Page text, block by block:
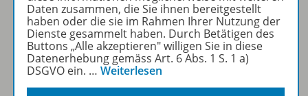
Folgen Sie uns auf Social Media
Schubi:
Daten zusammen, die Sie ihnen bereitgestellt
haben oder die sie im Rahmen Ihrer Nutzung der
Dienste gesammelt haben. Durch Betätigen des
Buttons „Alle akzeptieren" willigen Sie in diese
Datenerhebung gemäss Art. 6 Abs. 1 S. 1 a)
DSGVO ein. … Weiterlesen